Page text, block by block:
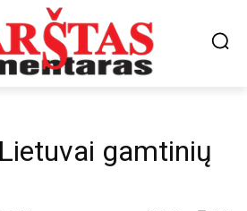
gamtinių